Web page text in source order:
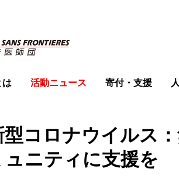
は 活動ニュース 寄付・支援
型コロナウイルス
ュニティに支援を